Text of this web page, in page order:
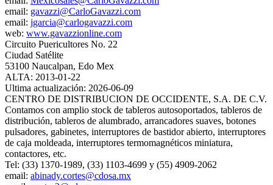
email: gavazzi@CarloGavazzi.com
email: jgarcia@carlogavazzi.com
web: www.gavazzionline.com
Circuito Puericultores No. 22
Ciudad Satélite
53100 Naucalpan, Edo Mex
ALTA: 2013-01-22
Ultima actualización: 2026-06-09
CENTRO DE DISTRIBUCION DE OCCIDENTE, S.A. DE C.V.
Contamos con amplio stock de tableros autosoportados, tableros de
distribución, tableros de alumbrado, arrancadores suaves, botones
pulsadores, gabinetes, interruptores de bastidor abierto, interruptores
de caja moldeada, interruptores termomagnéticos miniatura,
contactores, etc.
Tel: (33) 1370-1989, (33) 1103-4699 y (55) 4909-2062
email: abinady.cortes@cdosa.mx